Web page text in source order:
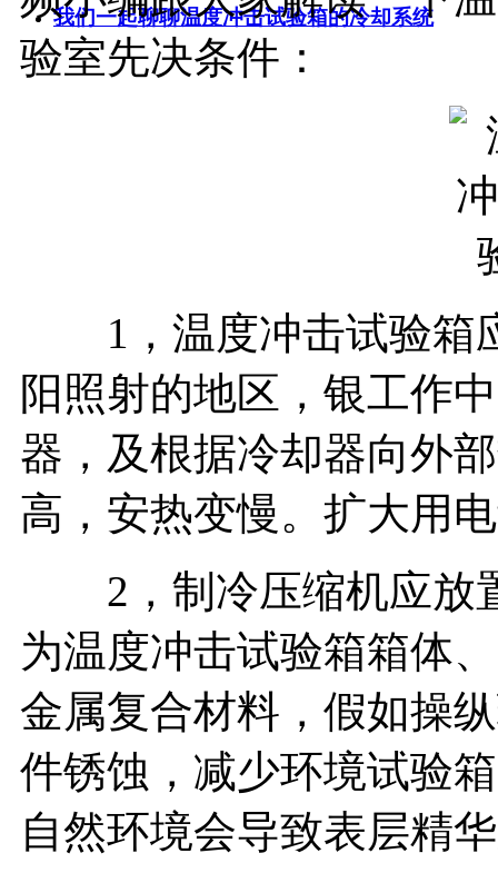
我们一起聊聊温度冲击试验箱的冷却系统
验室先决条件：
1，温度冲击试验箱
阳照射的地区，银工作
器，及根据冷却器向外
高，安热变慢。扩大用
2，制冷压缩机应放
为温度冲击试验箱箱体
金属复合材料，假如操
件锈蚀，减少环境试验
自然环境会导致表层精